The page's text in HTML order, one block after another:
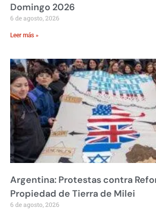
Domingo 2026
6 de agosto, 2026
Leer más »
Argentina: Protestas contra
Propiedad de Tierra de Milei
6 de agosto, 2026